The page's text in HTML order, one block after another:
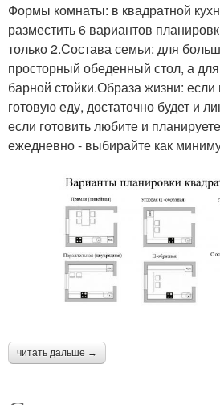
Формы комнаты: в квадратной
разместить 6 вариантов
только 2.Состава семьи: для
просторный обеденный стол, а
барной стойки.Образа жизни:
готовую еду, достаточно будет и
если готовить любите и
ежедневно - выбирайте как
читать дальше →